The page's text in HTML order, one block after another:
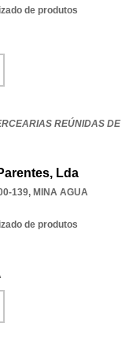
de produtos
REÚNIDAS DE
Lda
139, MINA AGUA
de produtos